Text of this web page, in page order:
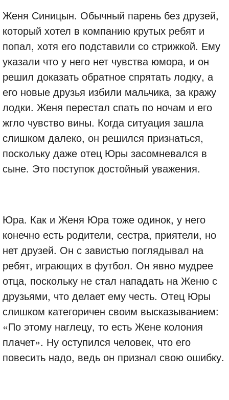
Женя Синицын. Обычный парень без друзей,
который хотел в компанию крутых ребят и
попал, хотя его подставили со стрижкой. Ему
указали что у него нет чувства юмора, и он
решил доказать обратное спрятать лодку, а
его новые друзья избили мальчика, за кражу
лодки. Женя перестал спать по ночам и его
жгло чувство вины. Когда ситуация зашла
слишком далеко, он решился признаться,
поскольку даже отец Юры засомневался в
сыне. Это поступок достойный уважения.
Юра. Как и Женя Юра тоже одинок, у него
конечно есть родители, сестра, приятели, но
нет друзей. Он с завистью поглядывал на
ребят, играющих в футбол. Он явно мудрее
отца, поскольку не стал нападать на Женю с
друзьями, что делает ему честь. Отец Юры
слишком категоричен своим высказыванием:
«По этому наглецу, то есть Жене колония
плачет». Ну оступился человек, что его
повесить надо, ведь он признал свою ошибку.